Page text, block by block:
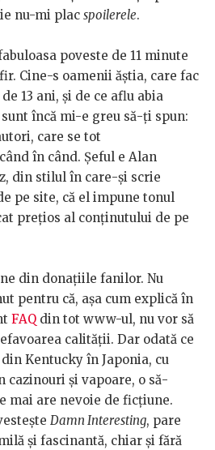
nu-mi plac spoilerele.
poveste de 11 minute
Cine-s oamenii ăștia, care fac
13 ani, și de ce aflu abia
sunt încă mi-e greu să-ți spun:
care se tot
în când. Șeful e Alan
din stilul în care-și scrie
pe site, că el impune tonul
prețios al conținutului de pe
din donațiile fanilor. Nu
pentru că, așa cum explică în
FAQ din tot www-ul, nu vor să
calității. Dar odată ce
Kentucky în Japonia, cu
cazinouri și vapoare, o să-
mai are nevoie de ficțiune.
Damn Interesting, pare
și fascinantă, chiar și fără